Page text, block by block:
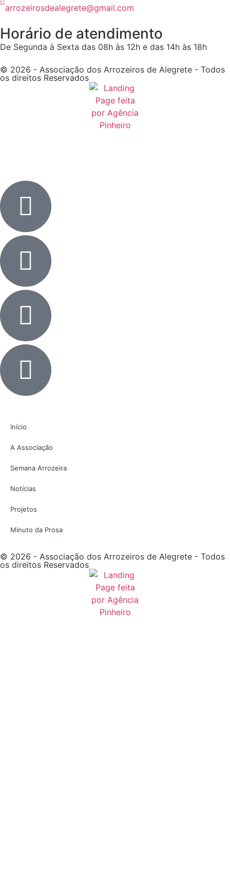
arrozeirosdealegrete@gmail.com
Horário de atendimento
De Segunda à Sexta das 08h às 12h e das 14h às 18h
© 2026 - Associação dos Arrozeiros de Alegrete - Todos
os direitos Reservados
Início
A Associação
Semana Arrozeira
Notícias
Projetos
Minuto da Prosa
© 2026 - Associação dos Arrozeiros de Alegrete - Todos
os direitos Reservados